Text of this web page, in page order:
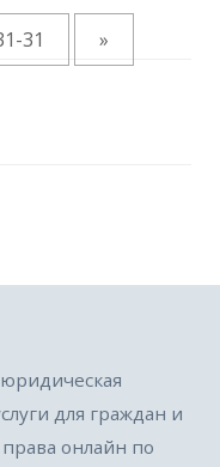
31 »
для граждан и
онлайн по